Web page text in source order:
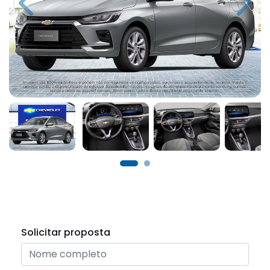
Previous Next
Solicitar proposta